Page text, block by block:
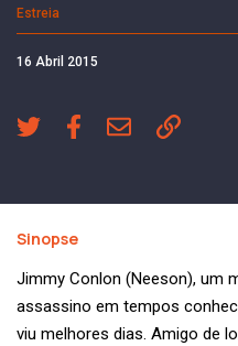
Estreia
16 Abril 2015
Sinopse
Jimmy Conlon (Neeson), um
assassino em tempos
viu melhores dias. Amigo de